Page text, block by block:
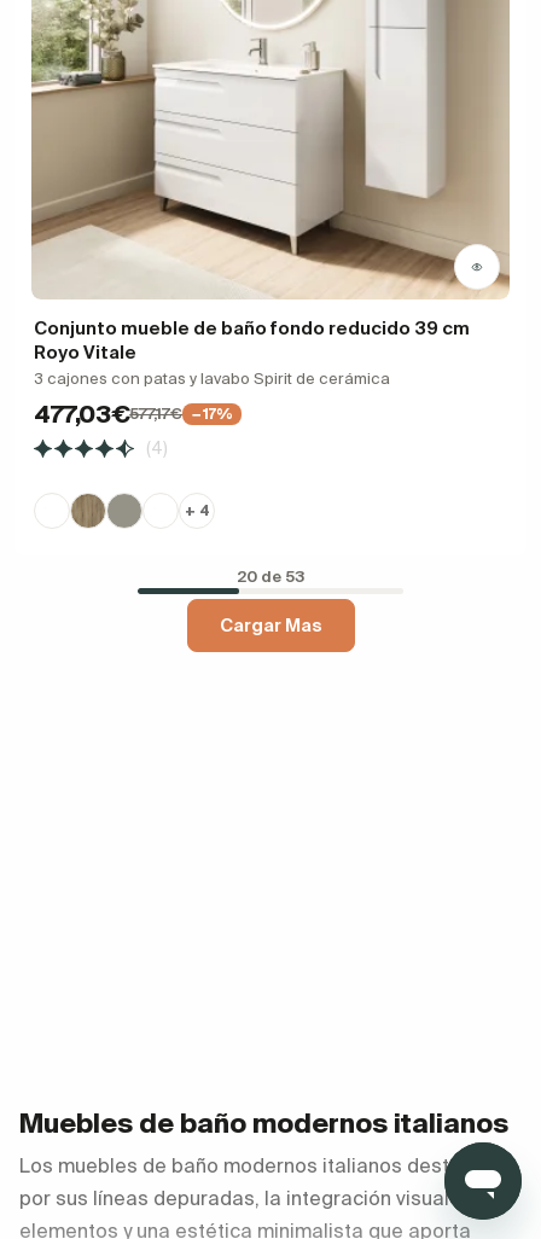
Conjunto mueble de baño fondo reducido 39 cm
Royo Vitale
3 cajones con patas y lavabo Spirit de cerámica
477,03€577,17€ −17%
(4)
+ 4
20 de 53
Cargar Mas
Muebles de baño modernos italianos
Los muebles de baño modernos italianos destacan
por sus líneas depuradas, la integración visual de los
elementos y una estética minimalista que aporta